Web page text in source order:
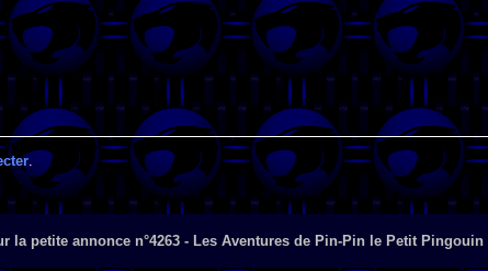
la petite annonce n°4263 - Les Aventures de Pin-Pin le Petit Pingouin